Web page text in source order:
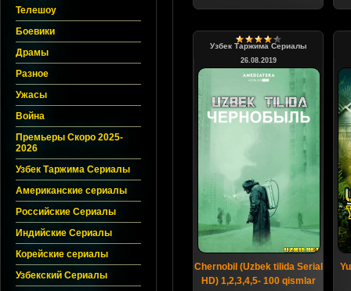
Телешоу
Боевики
Драмы
Разное
Ужасы
Война
Премьеры Скоро 2025-
2026
Узбек Таржима Сериалы
Американские сериалы
Российские Сериалы
Индийские Сериалы
Корейские сериалы
Узбекский Сериалы
Узбек Таржима Сериалы
26.08.2019
Chernobil (Uzbek tilida Serial
HD) 1,2,3,4,5- 100 qismlar